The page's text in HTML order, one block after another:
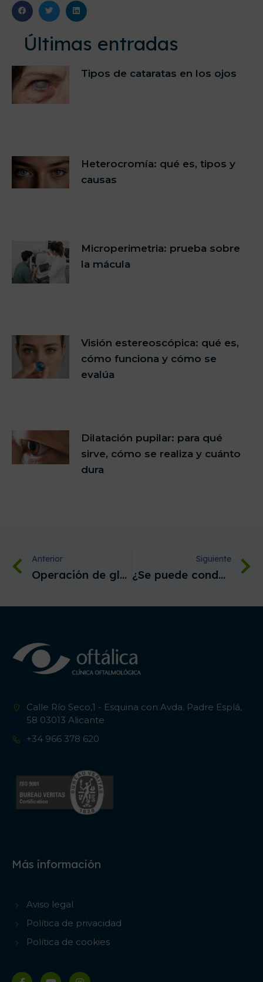
Últimas entradas
Tipos de cataratas en los ojos
Heterocromía: qué es, tipos y
causas
Microperimetria: prueba sobre
la mácula
Visión estereoscópica: qué es,
cómo funciona y cómo se
evalúa
Dilatación pupilar: para qué
sirve, cómo se realiza y cuánto
dura
Anterior
Operación de glaucoma: cómo es, recuperación, riesgos y cuidados
Siguiente
¿Se puede conducir con glaucoma?
Calle Río Seco,1 - Esquina con Avda. Padre Esplá,
58 03013 Alicante
+34 966 378 620
Más información
Aviso legal
Política de privacidad
Política de cookies